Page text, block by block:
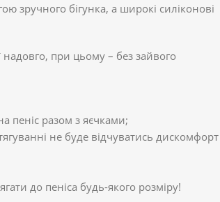
зручного бігунка, а широкі силіконові
при цьому – без зайвого
пеніс разом з яєчками;
не буде відчуватись дискомфорт
до пеніса будь-якого розміру!